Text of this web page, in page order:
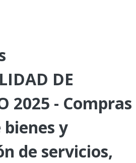
DE
2025 - Compras
y
de servicios,